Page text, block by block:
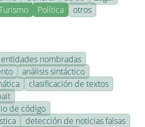
Política otros
nombradas
análisis sintáctico
clasificación de textos
de código
detección de noticias falsas